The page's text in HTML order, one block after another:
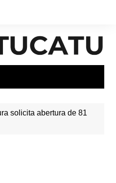
solicita abertura de 81